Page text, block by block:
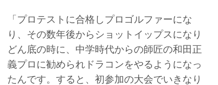
「プロテストに合格しプロゴルファーにな
り、その数年後からショットイップスになり
どん底の時に、中学時代からの師匠の和田正
義プロに勧められドラコンをやるようになっ
たんです。すると、初参加の大会でいきなり